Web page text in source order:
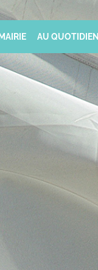
MAIRIE AU QUOTIDIEN